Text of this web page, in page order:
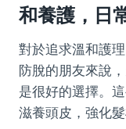
和養護，日
對於追求溫和護
防脫的朋友來說
是很好的選擇。
滋養頭皮，強化